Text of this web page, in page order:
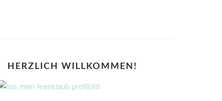
PRIMARY
HERZLICH WILLKOMMEN!